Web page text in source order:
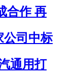
合作 再
公司中标
通用打